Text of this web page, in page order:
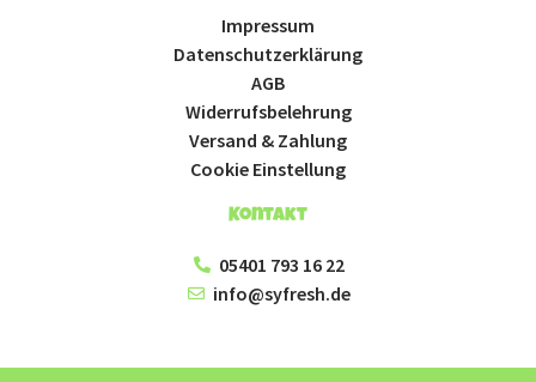
Impressum
Datenschutzerklärung
AGB
Widerrufsbelehrung
Versand & Zahlung
Cookie Einstellung
Kontakt
05401 793 16 22
info@syfresh.de